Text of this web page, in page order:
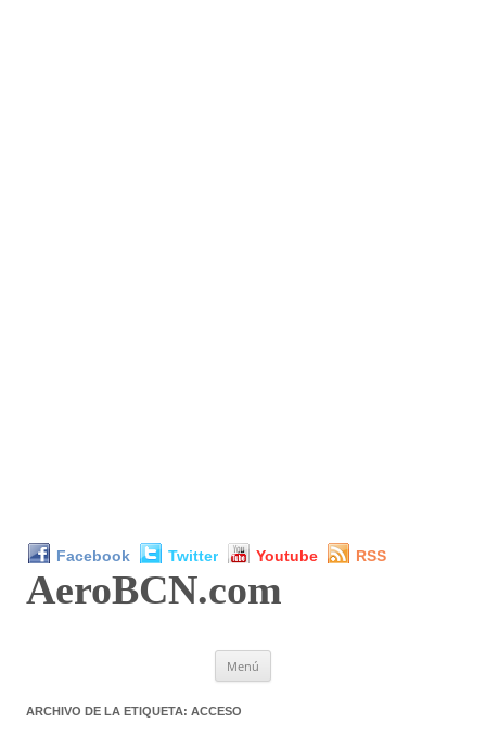
Facebook Twitter Youtube RSS
AeroBCN.com
Menú
ARCHIVO DE LA ETIQUETA: ACCESO